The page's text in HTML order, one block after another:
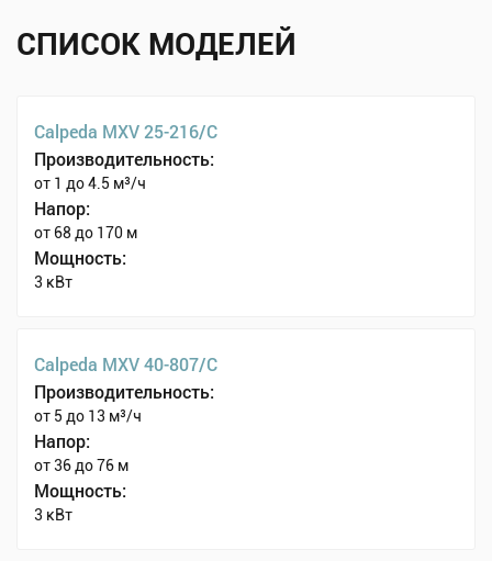
СПИСОК МОДЕЛЕЙ
Calpeda MXV 25-216/C
Производительность:
от 1 до 4.5 м³/ч
Напор:
от 68 до 170 м
Мощность:
3 кВт
Calpeda MXV 40-807/C
Производительность:
от 5 до 13 м³/ч
Напор:
от 36 до 76 м
Мощность:
3 кВт